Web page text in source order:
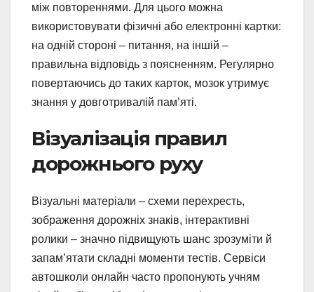
між повтореннями. Для цього можна
використовувати фізичні або електронні картки:
на одній стороні – питання, на іншій –
правильна відповідь з поясненням. Регулярно
повертаючись до таких карток, мозок утримує
знання у довготривалій пам’яті.
Візуалізація правил
дорожнього руху
Візуальні матеріали – схеми перехресть,
зображення дорожніх знаків, інтерактивні
ролики – значно підвищують шанс зрозуміти й
запам’ятати складні моменти тестів. Сервіси
автошколи онлайн часто пропонують учням